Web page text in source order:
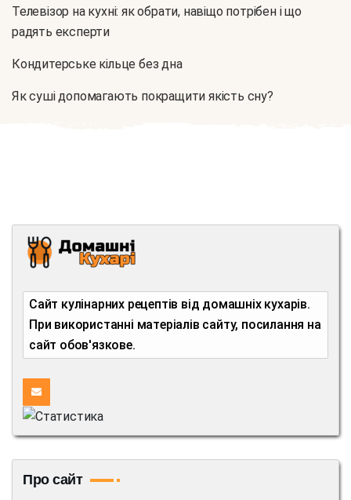
Телевізор на кухні: як обрати, навіщо потрібен і що
радять експерти
Кондитерське кільце без дна
Як суші допомагають покращити якість сну?
Сайт кулінарних рецептів від домашніх кухарів.
При використанні матеріалів сайту, посилання на
сайт обов'язкове.
Про сайт